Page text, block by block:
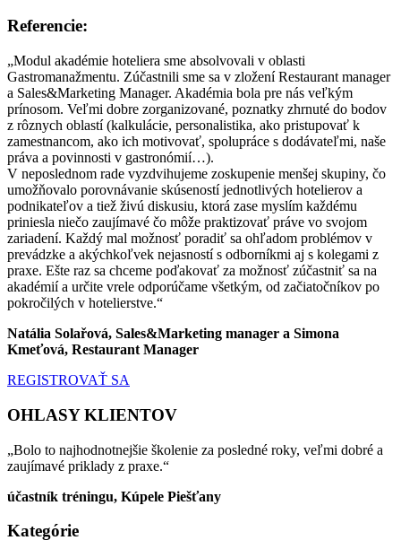
Referencie:
„Modul akadémie hoteliera sme absolvovali v oblasti
Gastromanažmentu. Zúčastnili sme sa v zložení Restaurant manager
a Sales&Marketing Manager. Akadémia bola pre nás veľkým
prínosom. Veľmi dobre zorganizované, poznatky zhrnuté do bodov
z rôznych oblastí (kalkulácie, personalistika, ako pristupovať k
zamestnancom, ako ich motivovať, spolupráce s dodávateľmi, naše
práva a povinnosti v gastronómií…).
V neposlednom rade vyzdvihujeme zoskupenie menšej skupiny, čo
umožňovalo porovnávanie skúseností jednotlivých hotelierov a
podnikateľov a tiež živú diskusiu, ktorá zase myslím každému
priniesla niečo zaujímavé čo môže praktizovať práve vo svojom
zariadení. Každý mal možnosť poradiť sa ohľadom problémov v
prevádzke a akýchkoľvek nejasností s odborníkmi aj s kolegami z
praxe. Ešte raz sa chceme poďakovať za možnosť zúčastniť sa na
akadémií a určite vrele odporúčame všetkým, od začiatočníkov po
pokročilých v hotelierstve.“
Natália Solařová, Sales&Marketing manager a Simona
Kmeťová, Restaurant Manager
REGISTROVAŤ SA
OHLASY KLIENTOV
„Bolo to najhodnotnejšie školenie za posledné roky, veľmi dobré a
zaujímavé priklady z praxe.“
účastník tréningu, Kúpele Piešťany
Kategórie